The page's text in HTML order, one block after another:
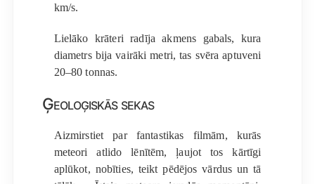
km/s.
Lielāko krāteri radīja akmens gabals, kura
diametrs bija vairāki metri, tas svēra aptuveni
20–80 tonnas.
Ģeoloģiskās sekas
Aizmirstiet par fantastikas filmām, kurās
meteori atlido lēnītēm, ļaujot tos kārtīgi
aplūkot, nobīties, teikt pēdējos vārdus un tā